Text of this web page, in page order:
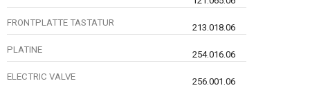
FRONTPLATTE TASTATUR 213.018.06
PLATINE 254.016.06
ELECTRIC VALVE 256.001.06